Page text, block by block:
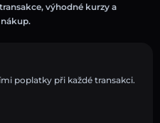
výhodné kurzy a
poplatky při každé transakci.